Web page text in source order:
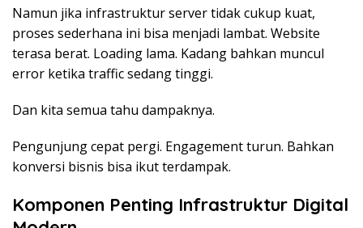
Namun jika infrastruktur server tidak cukup kuat,
proses sederhana ini bisa menjadi lambat. Website
terasa berat. Loading lama. Kadang bahkan muncul
error ketika traffic sedang tinggi.
Dan kita semua tahu dampaknya.
Pengunjung cepat pergi. Engagement turun. Bahkan
konversi bisnis bisa ikut terdampak.
Komponen Penting Infrastruktur Digital